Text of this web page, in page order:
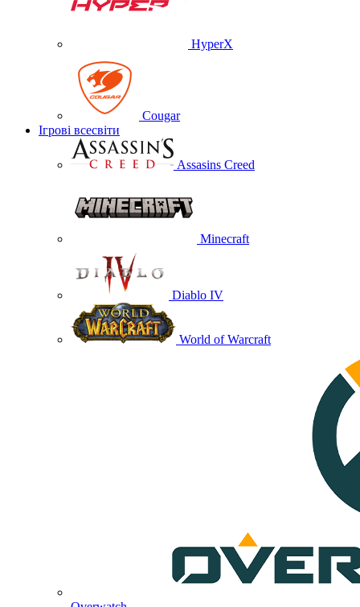
HyperX
Cougar
Ігрові всесвіти
Assasins Creed
Minecraft
Diablo IV
World of Warcraft